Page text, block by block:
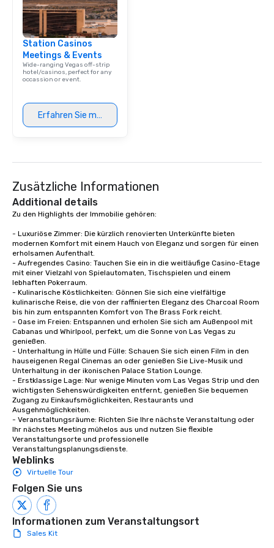
countless
with different people
down at each venue
traverse along the
ways to network, but
way to do so. Large Groups Welcome
Lip Smacking Foodie
groups, small or large.
experiences can
groups from as few
as 500 guests,
choice for any
a tour is stress-free
enjoy the company of
remember to submit
Station Casinos
Meetings & Events
Wide-ranging Vegas off-strip
hotel/casinos, perfect for any
occassion or event.
Erfahren Sie mehr
Zusätzliche Informationen
Additional details
Zu den Highlights der Immobilie gehören:
- Luxuriöse Zimmer: Die kürzlich renovierten Unterkünfte bieten
modernen Komfort mit einem Hauch von Eleganz und sorgen für einen
erholsamen Aufenthalt.
- Aufregendes Casino: Tauchen Sie ein in die weitläufige Casino-Etage
mit einer Vielzahl von Spielautomaten, Tischspielen und einem
lebhaften Pokerraum.
- Kulinarische Köstlichkeiten: Gönnen Sie sich eine vielfältige
kulinarische Reise, die von der raffinierten Eleganz des Charcoal Room
bis hin zum entspannten Komfort von The Brass Fork reicht.
- Oase im Freien: Entspannen und erholen Sie sich am Außenpool mit
Cabanas und Whirlpool, perfekt, um die Sonne von Las Vegas zu
genießen.
- Unterhaltung in Hülle und Fülle: Schauen Sie sich einen Film in den
hauseigenen Regal Cinemas an oder genießen Sie Live-Musik und
Unterhaltung in der ikonischen Palace Station Lounge.
- Erstklassige Lage: Nur wenige Minuten vom Las Vegas Strip und den
wichtigsten Sehenswürdigkeiten entfernt, genießen Sie bequemen
Zugang zu Einkaufsmöglichkeiten, Restaurants und
Ausgehmöglichkeiten.
- Veranstaltungsräume: Richten Sie Ihre nächste Veranstaltung oder
Ihr nächstes Meeting mühelos aus und nutzen Sie flexible
Veranstaltungsorte und professionelle
Veranstaltungsplanungsdienste.
Weblinks
Virtuelle Tour
Folgen Sie uns
Informationen zum Veranstaltungsort
Sales Kit